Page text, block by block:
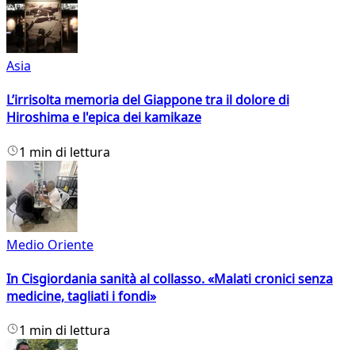
Asia
L’irrisolta memoria del Giappone tra il dolore di
Hiroshima e l'epica dei kamikaze
1 min di lettura
Medio Oriente
In Cisgiordania sanità al collasso. «Malati cronici senza
medicine, tagliati i fondi»
1 min di lettura